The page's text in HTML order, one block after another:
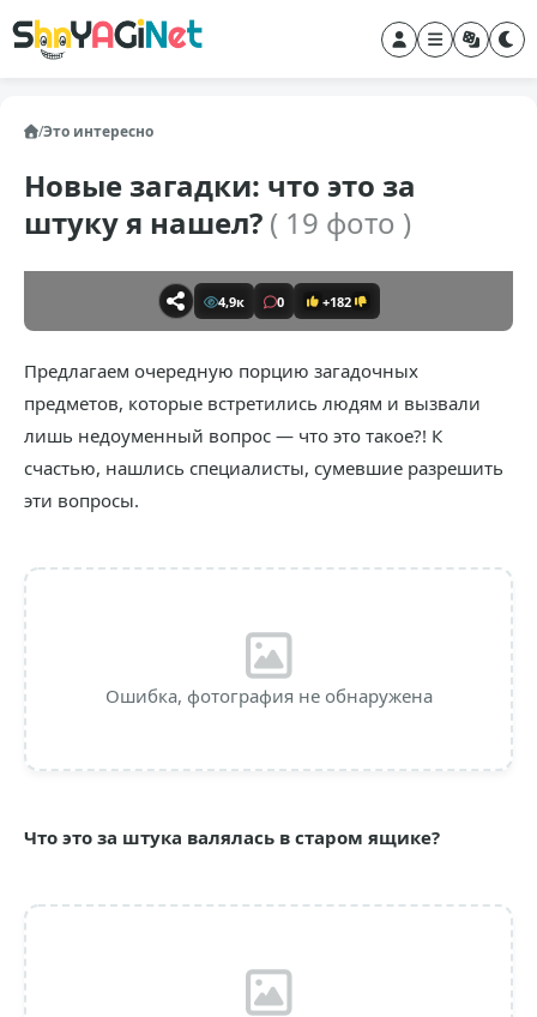
/Это интересно
Новые загадки: что это за
штуку я нашел? ( 19 фото )
4,9к 0 +182
Предлагаем очередную порцию загадочных
предметов, которые встретились людям и вызвали
лишь недоуменный вопрос — что это такое?! К
счастью, нашлись специалисты, сумевшие разрешить
эти вопросы.
Ошибка, фотография не обнаружена
Что это за штука валялась в старом ящике?